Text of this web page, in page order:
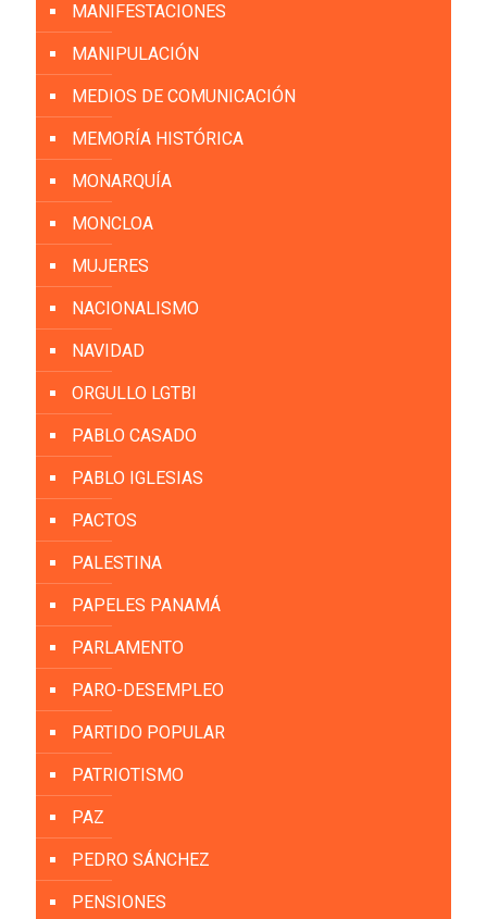
MANIFESTACIONES
MANIPULACIÓN
MEDIOS DE COMUNICACIÓN
MEMORÍA HISTÓRICA
MONARQUÍA
MONCLOA
MUJERES
NACIONALISMO
NAVIDAD
ORGULLO LGTBI
PABLO CASADO
PABLO IGLESIAS
PACTOS
PALESTINA
PAPELES PANAMÁ
PARLAMENTO
PARO-DESEMPLEO
PARTIDO POPULAR
PATRIOTISMO
PAZ
PEDRO SÁNCHEZ
PENSIONES